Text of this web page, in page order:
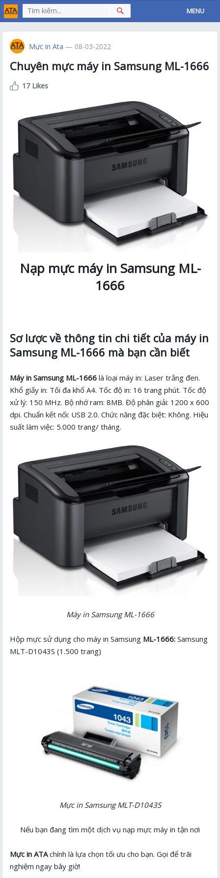
MENU
Mực in Ata — 08-03-2022
Chuyên mực máy in Samsung ML-1666
17 Likes
Nạp mực máy in Samsung ML-
1666
Sơ lược về thông tin chi tiết của máy in
Samsung ML-1666 mà bạn cần biết
Máy in Samsung ML-1666là loại máy in: Laser trắng đen.
Khổ giấy in: Tối đa khổ A4. Tốc độ in: 16 trang phút. Tốc độ
xử lý: 150 MHz. Bộ nhớ ram: 8MB. Độ phân giải: 1200 x 600
dpi. Chuẩn kết nối: USB 2.0. Chức năng đặc biệt: Không. Hiệu
suất làm việc: 5.000 trang/ tháng.
Máy in Samsung ML-1666
Hộp mực sử dụng cho máy in Samsung ML-1666: Samsung
MLT-D1043S (1.500 trang)
Mực in SamsungMLT-D1043S
Nếu bạn đang tìm một dịch vụ nạp mực máy in tận nơi
Mực in ATAchính là lựa chọn tối ưu cho bạn. Gọi để trãi
nghiệm ngay bây giờ!